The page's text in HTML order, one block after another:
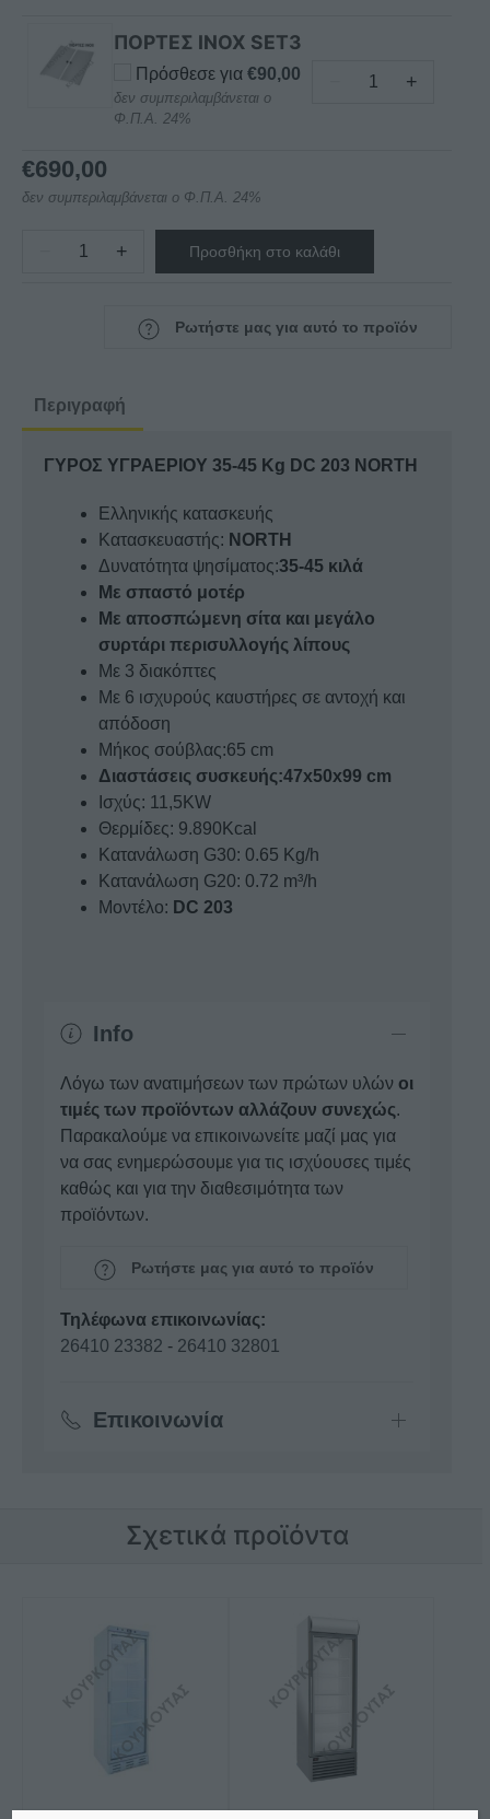
NORTH
ΠΟΡΤΕΣ INOX SET3
Πρόσθεσε για €90,00
δεν συμπεριλαμβάνεται ο
Φ.Π.Α. 24%
ΠΟΡΤΕΣ
ποσότητα
+
€690,00
δεν συμπεριλαμβάνεται ο Φ.Π.Α. 24%
DC
ποσότητα
+ Προσθήκη στο καλάθι
Ρωτήστε μας για αυτό το προϊόν
Περιγραφή
ΓΥΡΟΣ ΥΓΡΑΕΡΙΟΥ 35-45 Kg DC 203 NORTH
Ελληνικής κατασκευής
Κατασκευαστής: NORTH
Δυνατότητα ψησίματος:35-45 κιλά
Με σπαστό μοτέρ
Με αποσπώμενη σίτα και μεγάλο
συρτάρι περισυλλογής λίπους
Με 3 διακόπτες
Με 6 ισχυρούς καυστήρες σε αντοχή και
απόδοση
Μήκος σούβλας:65 cm
Διαστάσεις συσκευής:47x50x99 cm
Ισχύς: 11,5KW
Θερμίδες: 9.890Kcal
Κατανάλωση G30: 0.65 Kg/h
Κατανάλωση G20: 0.72 m³/h
Μοντέλο: DC 203
Info
Λόγω των ανατιμήσεων των πρώτων υλών οι
τιμές των προϊόντων αλλάζουν συνεχώς.
Παρακαλούμε να επικοινωνείτε μαζί μας για
να σας ενημερώσουμε για τις ισχύουσες τιμές
καθώς και για την διαθεσιμότητα των
προϊόντων.
Ρωτήστε μας για αυτό το προϊόν
Τηλέφωνα επικοινωνίας:
26410 23382 - 26410 32801
Επικοινωνία
Σχετικά προϊόντα